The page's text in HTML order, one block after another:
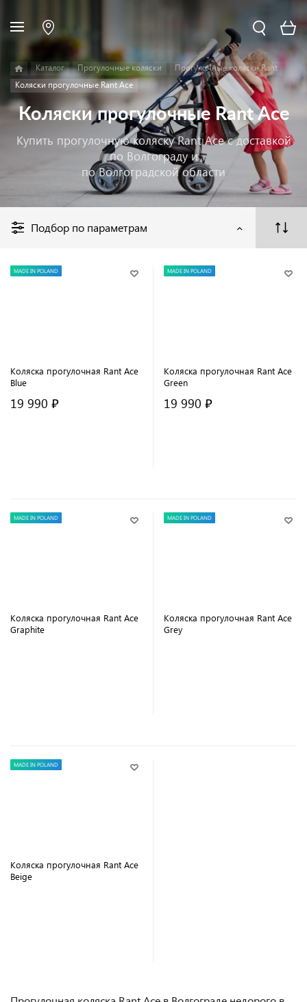
Каталог Прогулочные коляски
Прогулочные коляски Rant
Коляски прогулочные Rant Ace
Коляски прогулочные Rant Ace
Купить прогулочную коляску Rant Ace с доставкой
по Волгограду и
по Волгоградской области
Подбор по параметрам
MADE IN POLAND
Коляска прогулочная Rant Ace
Blue
19 990 ₽
MADE IN POLAND
Коляска прогулочная Rant Ace
Green
19 990 ₽
MADE IN POLAND
Коляска прогулочная Rant Ace
Graphite
MADE IN POLAND
Коляска прогулочная Rant Ace
Grey
MADE IN POLAND
Коляска прогулочная Rant Ace
Beige